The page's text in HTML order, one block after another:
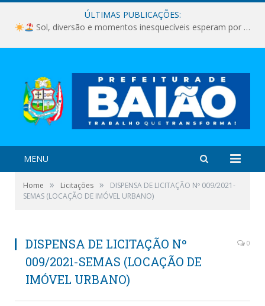
ÚLTIMAS PUBLICAÇÕES:
Sol, diversão e momentos inesquecíveis esperam por você!
MENU
Home » Licitações »
DISPENSA DE LICITAÇÃO Nº 009/2021-
SEMAS (LOCAÇÃO DE IMÓVEL URBANO)
DISPENSA DE LICITAÇÃO Nº
009/2021-SEMAS (LOCAÇÃO DE
IMÓVEL URBANO)
0